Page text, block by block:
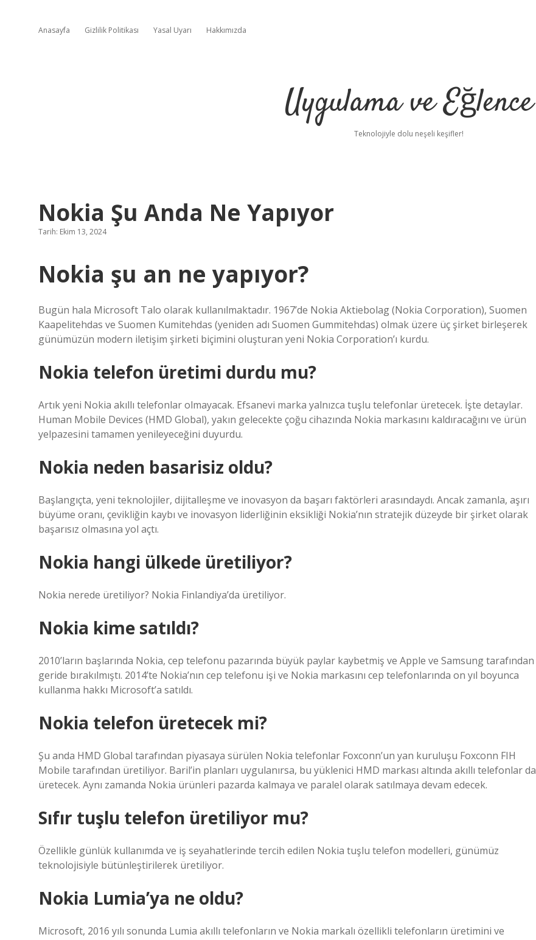
Anasayfa Gizlilik Politikası Yasal Uyarı Hakkımızda
Uygulama ve Eğlence
Teknolojiyle dolu neşeli keşifler!
Nokia Şu Anda Ne Yapıyor
Tarih: Ekim 13, 2024
Nokia şu an ne yapıyor?
Bugün hala Microsoft Talo olarak kullanılmaktadır. 1967’de Nokia Aktiebolag (Nokia Corporation), Suomen
Kaapelitehdas ve Suomen Kumitehdas (yeniden adı Suomen Gummitehdas) olmak üzere üç şirket birleşerek
günümüzün modern iletişim şirketi biçimini oluşturan yeni Nokia Corporation’ı kurdu.
Nokia telefon üretimi durdu mu?
Artık yeni Nokia akıllı telefonlar olmayacak. Efsanevi marka yalnızca tuşlu telefonlar üretecek. İşte detaylar.
Human Mobile Devices (HMD Global), yakın gelecekte çoğu cihazında Nokia markasını kaldıracağını ve ürün
yelpazesini tamamen yenileyeceğini duyurdu.
Nokia neden basarisiz oldu?
Başlangıçta, yeni teknolojiler, dijitalleşme ve inovasyon da başarı faktörleri arasındaydı. Ancak zamanla, aşırı
büyüme oranı, çevikliğin kaybı ve inovasyon liderliğinin eksikliği Nokia’nın stratejik düzeyde bir şirket olarak
başarısız olmasına yol açtı.
Nokia hangi ülkede üretiliyor?
Nokia nerede üretiliyor? Nokia Finlandiya’da üretiliyor.
Nokia kime satıldı?
2010’ların başlarında Nokia, cep telefonu pazarında büyük paylar kaybetmiş ve Apple ve Samsung tarafından
geride bırakılmıştı. 2014’te Nokia’nın cep telefonu işi ve Nokia markasını cep telefonlarında on yıl boyunca
kullanma hakkı Microsoft’a satıldı.
Nokia telefon üretecek mi?
Şu anda HMD Global tarafından piyasaya sürülen Nokia telefonlar Foxconn’un yan kuruluşu Foxconn FIH
Mobile tarafından üretiliyor. Baril’in planları uygulanırsa, bu yüklenici HMD markası altında akıllı telefonlar da
üretecek. Aynı zamanda Nokia ürünleri pazarda kalmaya ve paralel olarak satılmaya devam edecek.
Sıfır tuşlu telefon üretiliyor mu?
Özellikle günlük kullanımda ve iş seyahatlerinde tercih edilen Nokia tuşlu telefon modelleri, günümüz
teknolojisiyle bütünleştirilerek üretiliyor.
Nokia Lumia’ya ne oldu?
Microsoft, 2016 yılı sonunda Lumia akıllı telefonların ve Nokia markalı özellikli telefonların üretimini ve